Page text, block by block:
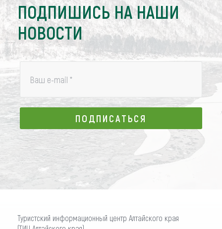
ПОДПИШИСЬ НА НАШИ
НОВОСТИ
Ваш e-mail *
ПОДПИСАТЬСЯ
ПОДПИСАТЬСЯ
Туристский информационный центр Алтайского края